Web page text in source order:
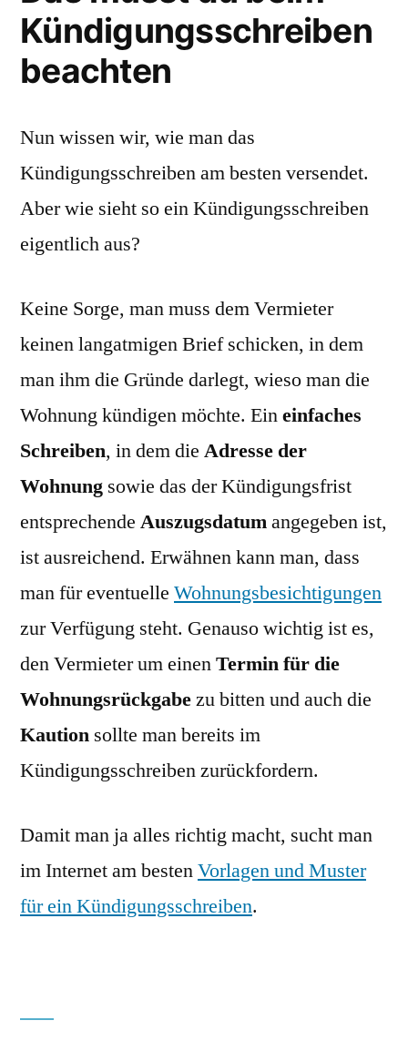
Kündigungsschreiben
beachten
Nun wissen wir, wie man das
Kündigungsschreiben am besten versendet.
Aber wie sieht so ein Kündigungsschreiben
eigentlich aus?
Keine Sorge, man muss dem Vermieter
keinen langatmigen Brief schicken, in dem
man ihm die Gründe darlegt, wieso man die
Wohnung kündigen möchte. Eineinfaches
Schreiben, in dem die Adresse der
Wohnung sowie das der Kündigungsfrist
entsprechende Auszugsdatumangegeben ist,
ist ausreichend. Erwähnen kann man, dass
man für eventuelle Wohnungsbesichtigungen
zur Verfügung steht. Genauso wichtig ist es,
den Vermieter um einenTermin für die
Wohnungsrückgabezu bitten und auch die
Kaution sollte man bereits im
Kündigungsschreiben zurückfordern.
Damit man ja alles richtig macht, sucht man
im Internet am bestenVorlagen und Muster
für ein Kündigungsschreiben.